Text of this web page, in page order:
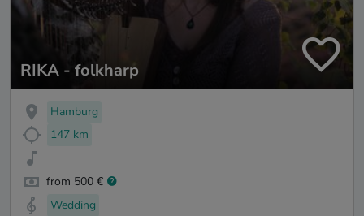
RIKA - folkharp
Hamburg
147 km
from 500 €
Wedding